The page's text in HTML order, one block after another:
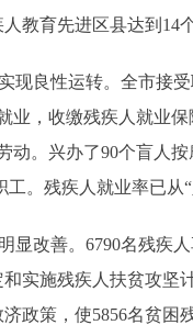
教育先进区县达到14
良性运转。全市接受
业，收缴残疾人就业
动。兴办了90个盲人
。残疾人就业率已从
改善。6790名残疾人
实施残疾人扶贫攻坚
政策，使5856名贫